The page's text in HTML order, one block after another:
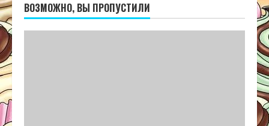
ВОЗМОЖНО, ВЫ ПРОПУСТИЛИ